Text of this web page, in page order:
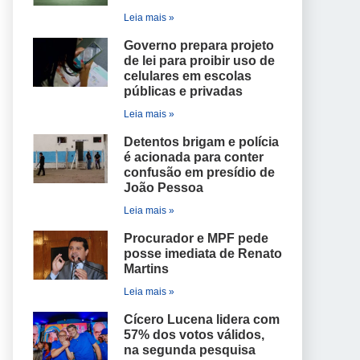
Leia mais »
Governo prepara projeto
de lei para proibir uso de
celulares em escolas
públicas e privadas
Leia mais »
Detentos brigam e polícia
é acionada para conter
confusão em presídio de
João Pessoa
Leia mais »
Procurador e MPF pede
posse imediata de Renato
Martins
Leia mais »
Cícero Lucena lidera com
57% dos votos válidos,
na segunda pesquisa